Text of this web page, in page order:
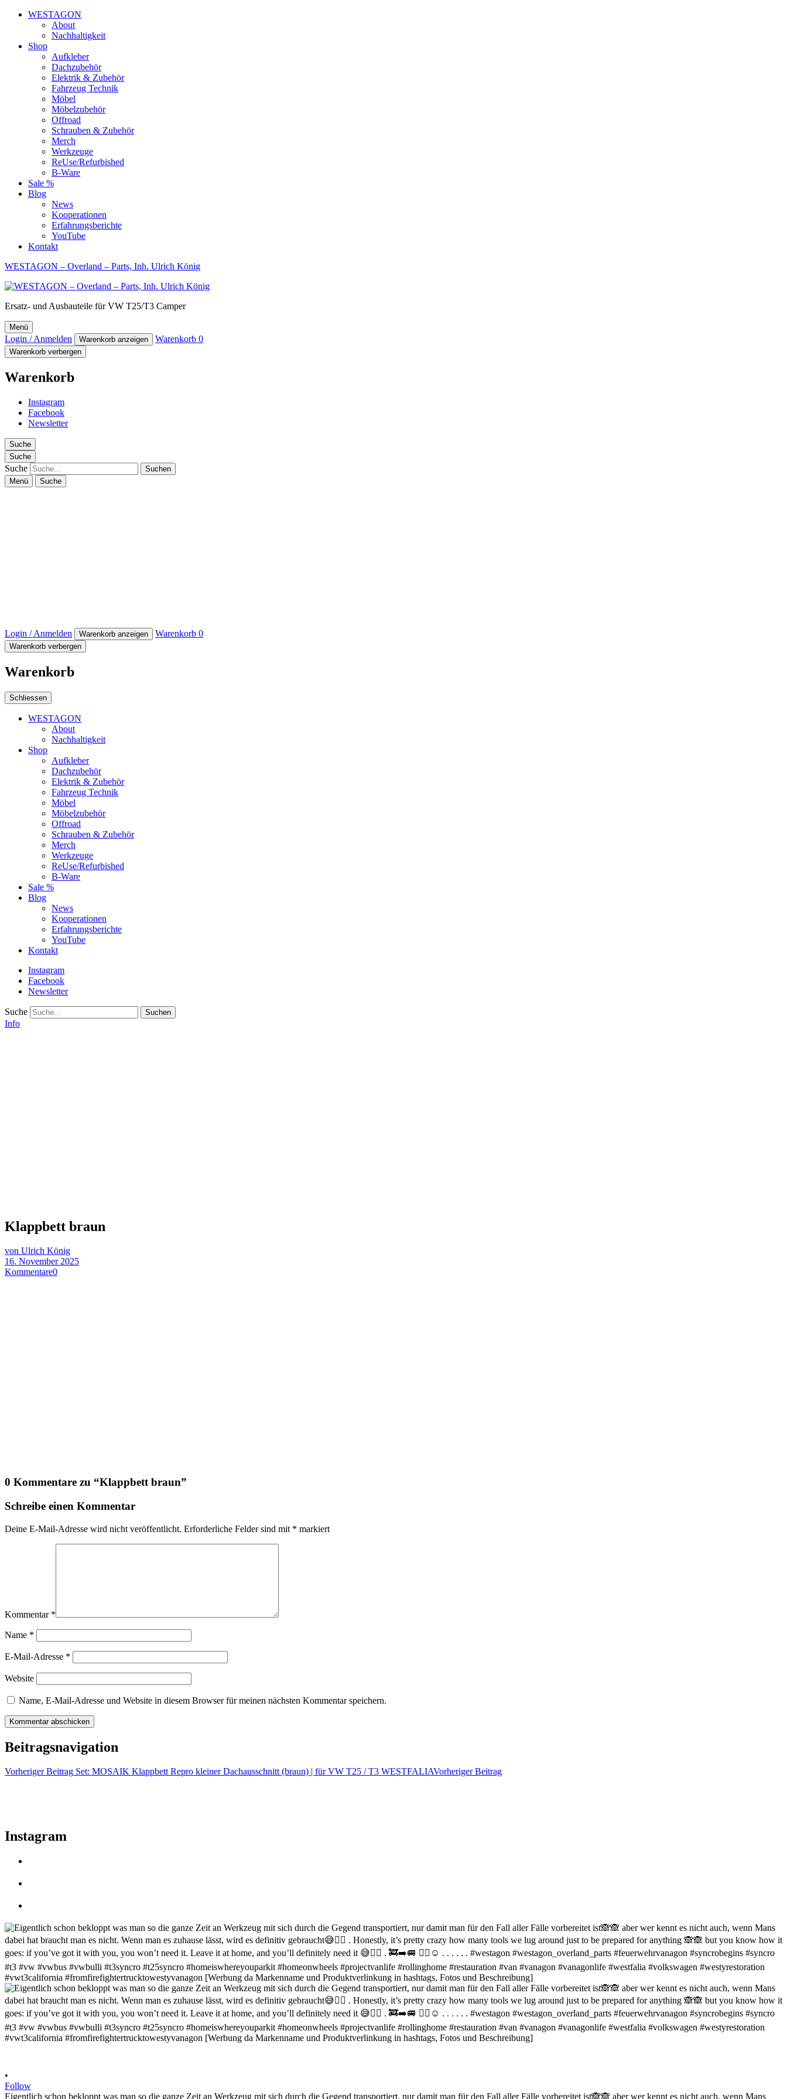
WESTAGON
About
Nachhaltigkeit
Shop
Aufkleber
Dachzubehör
Elektrik & Zubehör
Fahrzeug Technik
Möbel
Möbelzubehör
Offroad
Schrauben & Zubehör
Merch
Werkzeuge
ReUse/Refurbished
B-Ware
Sale %
Blog
News
Kooperationen
Erfahrungsberichte
YouTube
Kontakt
WESTAGON – Overland – Parts, Inh. Ulrich König
Ersatz- und Ausbauteile für VW T25/T3 Camper
Menü
Login / Anmelden Warenkorb anzeigen Warenkorb 0
Warenkorb verbergen
Warenkorb
Instagram
Facebook
Newsletter
Suche
Suche
Suche
Menü Suche
Login / Anmelden Warenkorb anzeigen Warenkorb 0
Warenkorb verbergen
Warenkorb
Schliessen
WESTAGON
About
Nachhaltigkeit
Shop
Aufkleber
Dachzubehör
Elektrik & Zubehör
Fahrzeug Technik
Möbel
Möbelzubehör
Offroad
Schrauben & Zubehör
Merch
Werkzeuge
ReUse/Refurbished
B-Ware
Sale %
Blog
News
Kooperationen
Erfahrungsberichte
YouTube
Kontakt
Instagram
Facebook
Newsletter
Suche
Info
Klappbett braun
von Ulrich König
16. November 2025
Kommentare0
0 Kommentare zu “Klappbett braun”
Schreibe einen Kommentar
Deine E-Mail-Adresse wird nicht veröffentlicht. Erforderliche Felder sind mit * markiert
Kommentar *
Name *
E-Mail-Adresse *
Website
Name, E-Mail-Adresse und Website in diesem Browser für meinen nächsten Kommentar speichern.
Beitragsnavigation
Vorheriger Beitrag Set: MOSAIK Klappbett Repro kleiner Dachausschnitt (braun) | für VW T25 / T3 WESTFALIAVorheriger Beitrag
Instagram
•
Follow
Eigentlich schon bekloppt was man so die ganze Zeit an Werkzeug mit sich durch die Gegend transportiert, nur damit man für den Fall aller Fälle vorbereitet ist🙈🙈 aber wer kennt es nicht auch, wenn Mans